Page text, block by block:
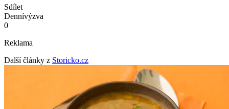
Sdílet
Dennívýzva
0
Reklama
Další články z Storicko.cz